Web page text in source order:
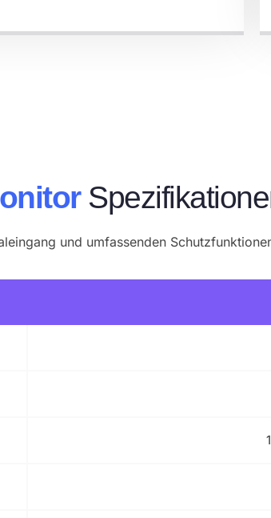
und umfassenden